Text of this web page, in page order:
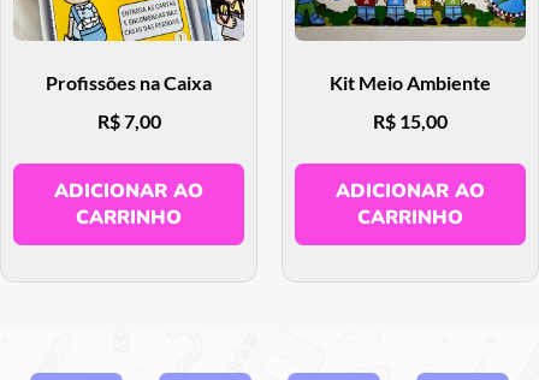
Profissões na Caixa
R$7,00
ADICIONAR AO
CARRINHO
Kit Meio Ambiente
R$ 15,00
ADICIONAR AO
CARRINHO